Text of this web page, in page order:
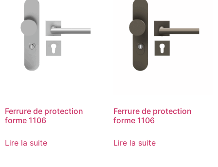
Ferrure de protection
forme 1106
Lire la suite
Ferrure de protection
forme 1106
Lire la suite